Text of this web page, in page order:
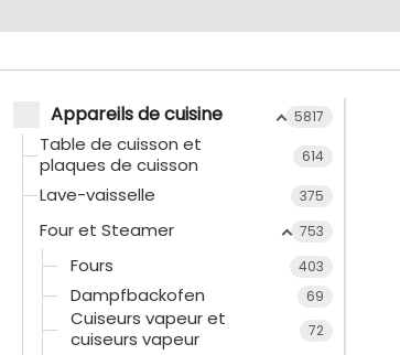
Appareils de cuisine 5817
Table de cuisson et
plaques de cuisson
614
Lave-vaisselle 375
Four et Steamer 753
Fours 403
Dampfbackofen 69
Cuiseurs vapeur et
cuiseurs vapeur
72